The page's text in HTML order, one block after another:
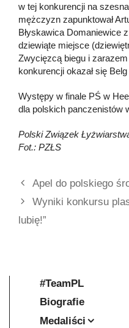
w tej konkurencji na
mężczyzn zapunktował
Błyskawica Domaniewice
dziewiąte miejsce
Zwycięzcą biegu i
konkurencji okazał się
Występy w finale PŚ w
dla polskich panczenistów
Polski Związek
Fot.: PZŁS
Apel do polskiego
Wyniki konkursu
lubię!”
#TeamPL
Biografie
Medaliści